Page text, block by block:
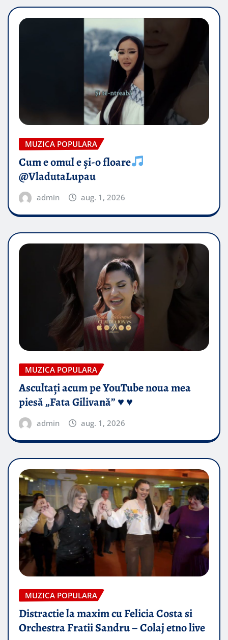
MUZICA POPULARA
Cum e omul e și-o floare
@VladutaLupau
admin aug. 1, 2026
MUZICA POPULARA
Ascultați acum pe YouTube noua mea
piesă „Fata Gilivană” ♥️ ♥️
admin aug. 1, 2026
MUZICA POPULARA
Distractie la maxim cu Felicia Costa si
Orchestra Fratii Sandru – Colaj etno live